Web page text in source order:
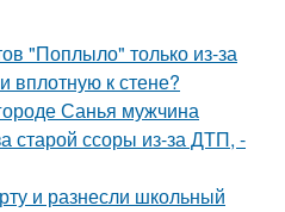
"Поплыло" только из-за
вплотную к стене?
Санья мужчина
старой ссоры из-за ДТП, -
и разнесли школьный